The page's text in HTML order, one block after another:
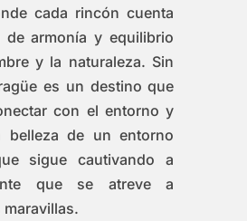
cada rincón cuenta
de armonía y equilibrio
y la naturaleza. Sin
es un destino que
con el entorno y
belleza de un entorno
sigue cautivando a
que se atreve a